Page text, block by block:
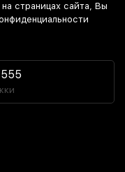
страницах сайта, Вы